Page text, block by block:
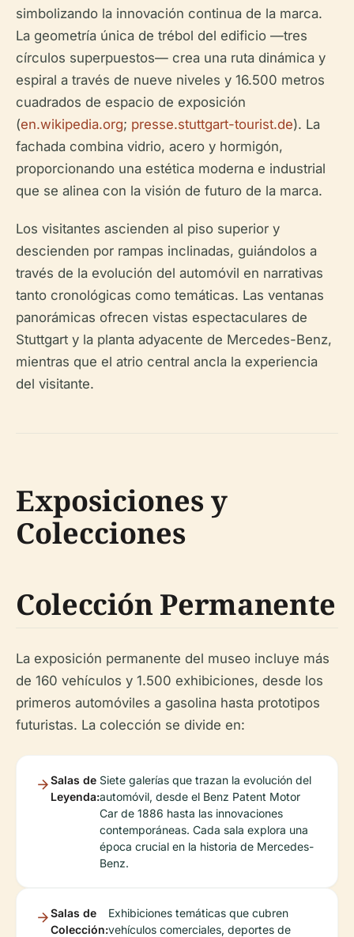
simbolizando la innovación continua de la marca.
La geometría única de trébol del edificio —tres
círculos superpuestos— crea una ruta dinámica y
espiral a través de nueve niveles y 16.500 metros
cuadrados de espacio de exposición
(en.wikipedia.org; presse.stuttgart-tourist.de). La
fachada combina vidrio, acero y hormigón,
proporcionando una estética moderna e industrial
que se alinea con la visión de futuro de la marca.
Los visitantes ascienden al piso superior y
descienden por rampas inclinadas, guiándolos a
través de la evolución del automóvil en narrativas
tanto cronológicas como temáticas. Las ventanas
panorámicas ofrecen vistas espectaculares de
Stuttgart y la planta adyacente de Mercedes-Benz,
mientras que el atrio central ancla la experiencia
del visitante.
Exposiciones y
Colecciones
Colección Permanente
La exposición permanente del museo incluye más
de 160 vehículos y 1.500 exhibiciones, desde los
primeros automóviles a gasolina hasta prototipos
futuristas. La colección se divide en:
Salas de
Leyenda:
Siete galerías que trazan la evolución del
automóvil, desde el Benz Patent Motor
Car de 1886 hasta las innovaciones
contemporáneas. Cada sala explora una
época crucial en la historia de Mercedes-
Benz.
Salas de
Colección:
Exhibiciones temáticas que cubren
vehículos comerciales, deportes de